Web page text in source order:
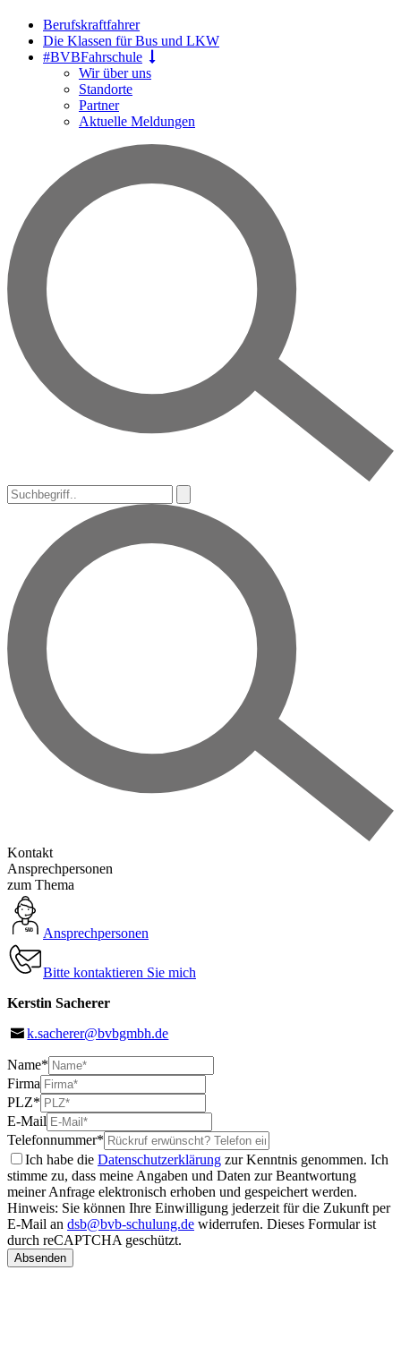
Berufskraftfahrer
Die Klassen für Bus und LKW
#BVBFahrschule
Wir über uns
Standorte
Partner
Aktuelle Meldungen
Kontakt
Ansprechpersonen
zum Thema
Ansprechpersonen
Bitte kontaktieren Sie mich
Kerstin Sacherer
k.sacherer@bvbgmbh.de
Name*
Firma
PLZ*
E-Mail
Telefonnummer*
Ich habe die Datenschutzerklärung zur Kenntnis genommen. Ich
stimme zu, dass meine Angaben und Daten zur Beantwortung
meiner Anfrage elektronisch erhoben und gespeichert werden.
Hinweis: Sie können Ihre Einwilligung jederzeit für die Zukunft per
E-Mail an dsb@bvb-schulung.de widerrufen. Dieses Formular ist
durch reCAPTCHA geschützt.